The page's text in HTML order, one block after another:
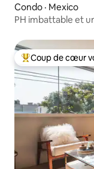
Condo · Mexico
PH imbattable et
Coup de cœur
Coup de cœur